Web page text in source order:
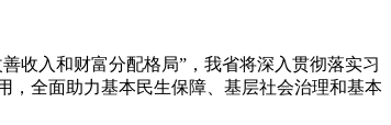
入和财富分配格局”，我省将深入贯彻落实习
，全面助力基本民生保障、基层社会治理和基本